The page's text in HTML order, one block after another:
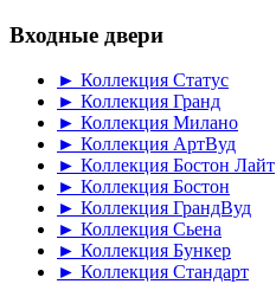
Входные двери
► Коллекция Статус
► Коллекция Гранд
► Коллекция Милано
► Коллекция АртВуд
► Коллекция Бостон Лайт
► Коллекция Бостон
► Коллекция ГрандВуд
► Коллекция Сьена
► Коллекция Бункер
► Коллекция Стандарт